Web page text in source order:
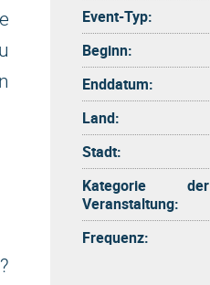
Event-Typ:
Beginn:
Enddatum:
Land:
Stadt:
Kategorie der
Veranstaltung:
Frequenz: